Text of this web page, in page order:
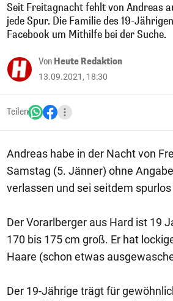
Seit Freitagnacht fehlt von Andreas
jede Spur. Die Familie des 19-
Facebook um Mithilfe bei der Suche.
Von Heute Redaktion
13.09.2021, 18:30
Teilen
Andreas habe in der Nacht von
Samstag (5. Jänner) ohne
verlassen und sei seitdem
Der Vorarlberger aus Hard ist 19
170 bis 175 cm groß. Er hat
Haare (schon etwas
Der 19-Jährige trägt für